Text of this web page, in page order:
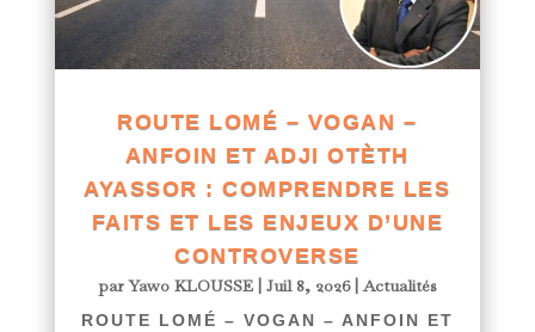
ROUTE LOMÉ – VOGAN –
ANFOIN ET ADJI OTÈTH
AYASSOR : COMPRENDRE LES
FAITS ET LES ENJEUX D’UNE
CONTROVERSE
parYawo KLOUSSE| Juil 8, 2026|Actualités
ROUTE LOMÉ – VOGAN – ANFOIN ET